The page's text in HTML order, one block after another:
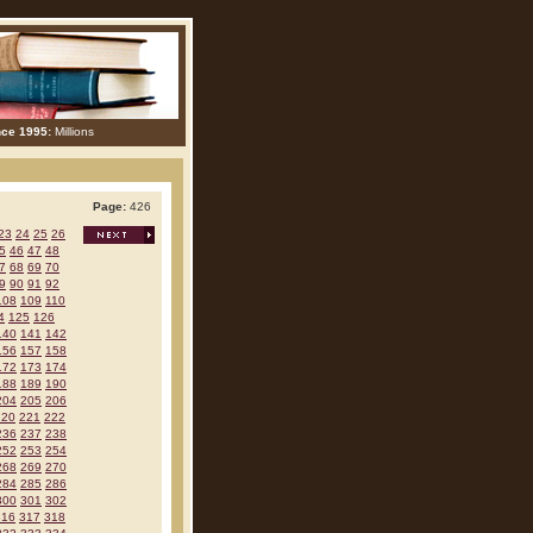
1995: Millions
Page: 426
24 25 26
46 47 48
68 69 70
90 91 92
109 110
125 126
141 142
157 158
173 174
189 190
205 206
221 222
237 238
253 254
269 270
285 286
301 302
317 318